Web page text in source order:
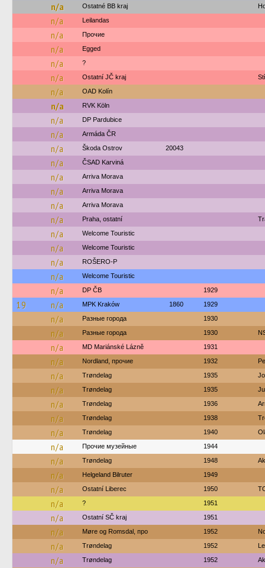
n/a Ostatné BB kraj
n/a Leilandas
n/a Прочие
n/a Egged
n/a ?
n/a Ostatní JČ kraj
n/a OAD Kolín
n/a RVK Köln
n/a DP Pardubice
n/a Armáda ČR
n/a Škoda Ostrov 20043
n/a ČSAD Karviná
n/a Arriva Morava
n/a Arriva Morava
n/a Arriva Morava
n/a Praha, ostatní
n/a Welcome Touristic
n/a Welcome Touristic
n/a ROŠERO-P
n/a Welcome Touristic
n/a DP ČB 1929
19 n/a MPK Kraków 1860 1929
n/a Разные города 1930
n/a Разные города 1930
n/a MD Mariánské Lázně 1931
n/a Nordland, прочие 1932
n/a Trøndelag 1935
n/a Trøndelag 1935
n/a Trøndelag 1936
n/a Trøndelag 1938
n/a Trøndelag 1940
n/a Прочие музейные 1944
n/a Trøndelag 1948
n/a Helgeland Bilruter 1949
n/a Ostatní Liberec 1950
n/a ? 1951
n/a Ostatní SČ kraj 1951
n/a Møre og Romsdal, про 1952
n/a Trøndelag 1952
n/a Trøndelag 1952